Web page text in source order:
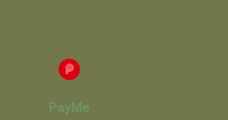
PayMe